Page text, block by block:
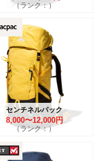
（ランク：）
センチネルパック
8,000〜12,000円
（ランク：）